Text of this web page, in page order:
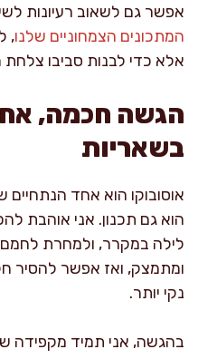
אפשר גם לשאוב רעיונות
המתכונים הצמחוניים שלנו,
אלא כדי לבנות סביבו צלחת
הגשה חכמה,
בשאריות
אוסובוקו הוא אחד
הוא גם תכנון. אני אוהבת
לילה במקרר, ולמחרת לחמם
ומתמצק, ואז אפשר להסיר
נקי יותר.
בהגשה, אני תמיד מקפידה